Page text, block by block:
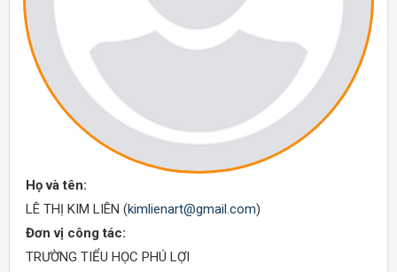
Họ và tên:
LÊ THỊ KIM LIÊN (kimlienart@gmail.com)
Đơn vị công tác:
TRƯỜNG TIỂU HỌC PHÚ LỢI